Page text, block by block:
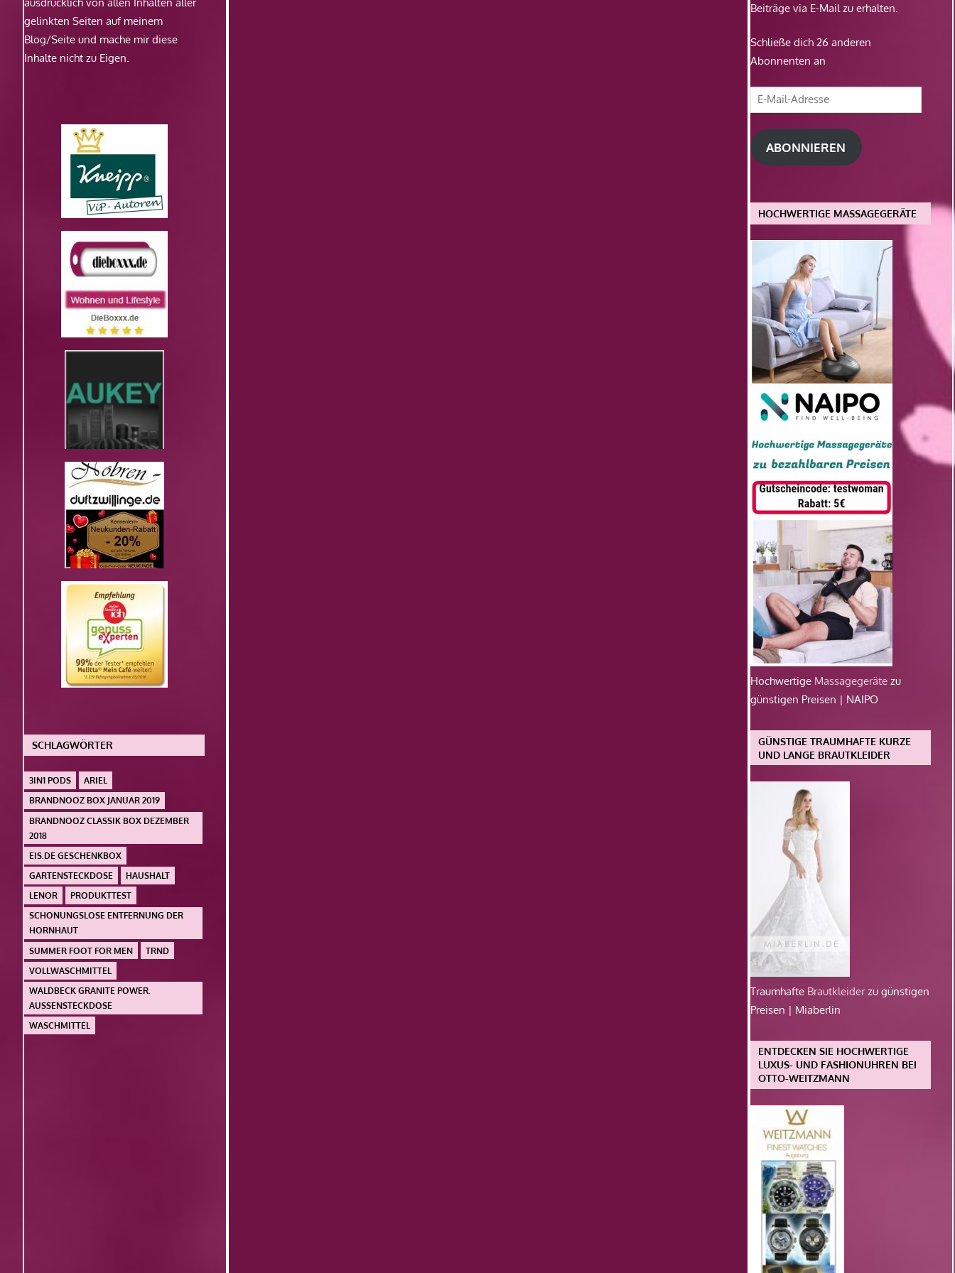
gelinkten Seiten auf meinem
Blog/Seite und mache mir diese
Inhalte nicht zu Eigen.
SCHLAGWÖRTER
3IN1 PODS
ARIEL
BRANDNOOZ BOX JANUAR 2019
BRANDNOOZ CLASSIK BOX DEZEMBER
2018
EIS.DE GESCHENKBOX
GARTENSTECKDOSE
HAUSHALT
LENOR
PRODUKTTEST
SCHONUNGSLOSE ENTFERNUNG DER
HORNHAUT
SUMMER FOOT FOR MEN
TRND
VOLLWASCHMITTEL
WALDBECK GRANITE POWER.
AUSSENSTECKDOSE
WASCHMITTEL
Beiträge via E-Mail zu erhalten.
Schließe dich 26 anderen
Abonnenten an
E-
Mail-
Adresse
ABONNIEREN
HOCHWERTIGE MASSAGEGERÄTE
Hochwertige Massagegeräte zu
günstigen Preisen | NAIPO
GÜNSTIGE TRAUMHAFTE KURZE
UND LANGE BRAUTKLEIDER
Traumhafte Brautkleiderzu günstigen
Preisen | Miaberlin
ENTDECKEN SIE HOCHWERTIGE
LUXUS- UND FASHIONUHREN BEI
OTTO-WEITZMANN